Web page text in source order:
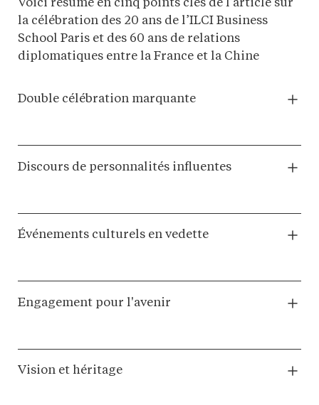
Voici résumé en cinq points clés de l’article sur
la célébration des 20 ans de l’ILCI Business
School Paris et des 60 ans de relations
diplomatiques entre la France et la Chine
Double célébration marquante
Discours de personnalités influentes
Événements culturels en vedette
Engagement pour l'avenir
Vision et héritage